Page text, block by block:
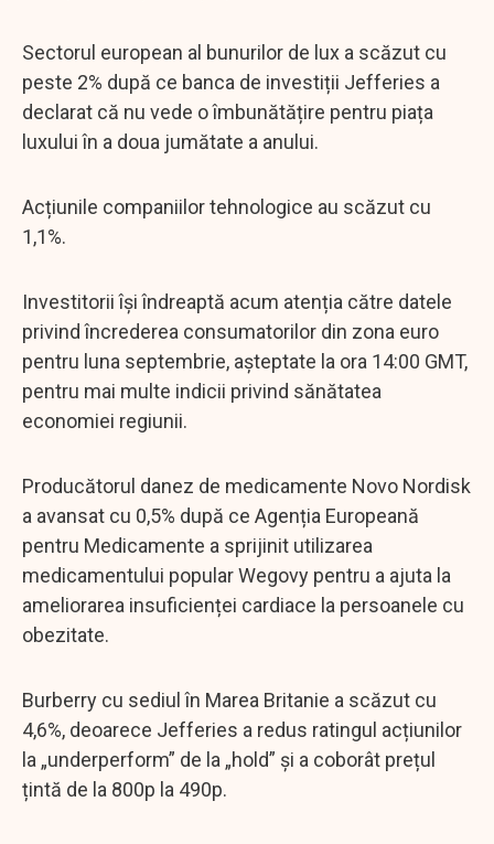
Sectorul european al bunurilor de lux a scăzut cu
peste 2% după ce banca de investiții Jefferies a
declarat că nu vede o îmbunătățire pentru piața
luxului în a doua jumătate a anului.
Acțiunile companiilor tehnologice au scăzut cu
1,1%.
Investitorii își îndreaptă acum atenția către datele
privind încrederea consumatorilor din zona euro
pentru luna septembrie, așteptate la ora 14:00 GMT,
pentru mai multe indicii privind sănătatea
economiei regiunii.
Producătorul danez de medicamente Novo Nordisk
a avansat cu 0,5% după ce Agenția Europeană
pentru Medicamente a sprijinit utilizarea
medicamentului popular Wegovy pentru a ajuta la
ameliorarea insuficienței cardiace la persoanele cu
obezitate.
Burberry cu sediul în Marea Britanie a scăzut cu
4,6%, deoarece Jefferies a redus ratingul acțiunilor
la „underperform” de la „hold” și a coborât prețul
țintă de la 800p la 490p.